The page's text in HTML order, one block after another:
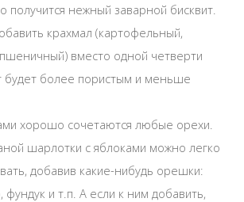
получится нежный заварной бисквит.
крахмал (картофельный,
вместо одной четверти
будет более пористым и меньше
хорошо сочетаются любые орехи.
шарлотки с яблоками можно легко
добавив какие-нибудь орешки:
и т.п. А если к ним добавить,